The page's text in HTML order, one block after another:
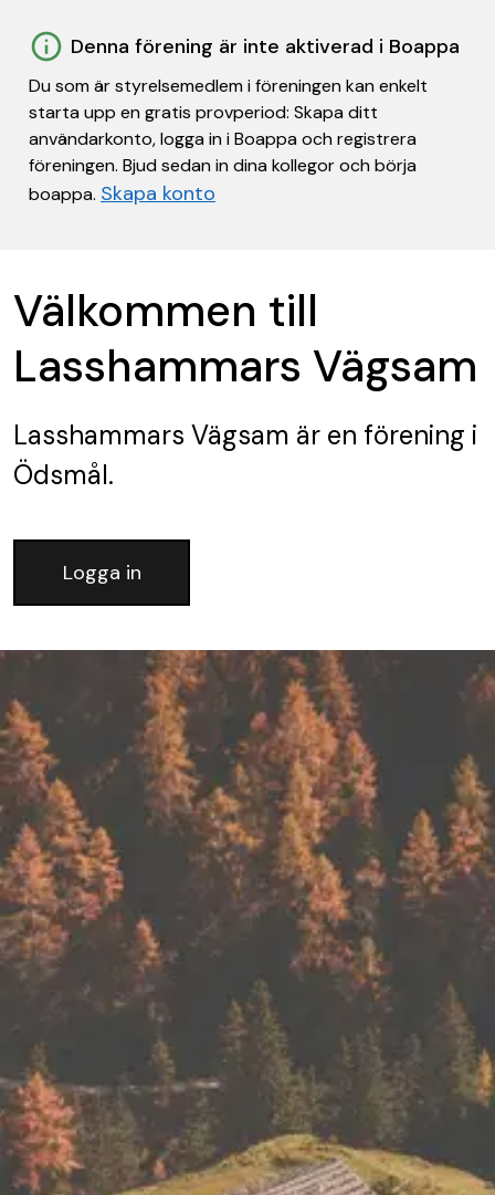
Denna förening är inte aktiverad i Boappa
Du som är styrelsemedlem i föreningen kan enkelt
starta upp en gratis provperiod: Skapa ditt
användarkonto, logga in i Boappa och registrera
föreningen. Bjud sedan in dina kollegor och börja
boappa. Skapa konto
Välkommen till
Lasshammars Vägsam
Lasshammars Vägsam är en förening i
Ödsmål.
Logga in